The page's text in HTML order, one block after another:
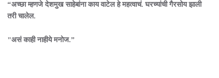
“अच्छा म्हणजे देशमुख साहेबांना काय वाटेल हे महत्वाचं. घरच्यांची गैरसोय झाली
तरी चालेल.
"असं काही नाहीये मनोज.”